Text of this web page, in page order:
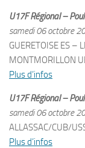
U17F Régional –
samedi 06 octobre
GUERETOISE ES –
MONTMORILLON
Plus d’infos
U17F Régional –
samedi 06 octobre
ALLASSAC/CUB/
Plus d’infos